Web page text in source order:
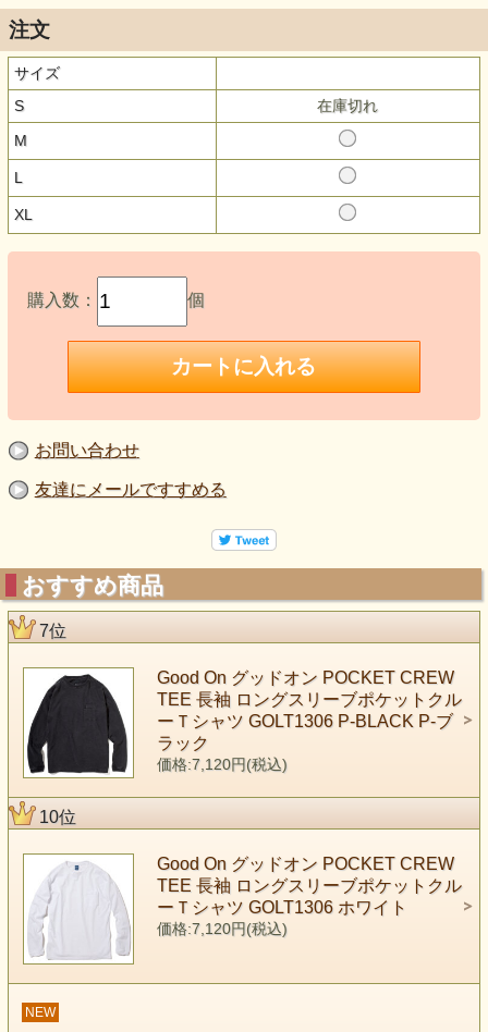
注文
サイズ
S
在庫切れ
M
L
XL
購入数： 個
お問い合わせ
友達にメールですすめる
おすすめ商品
7位
Good On グッドオン POCKET CREW
TEE 長袖 ロングスリーブポケットクル
ーＴシャツ GOLT1306 P-BLACK P-ブ
ラック
価格:7,120円(税込)
10位
Good On グッドオン POCKET CREW
TEE 長袖 ロングスリーブポケットクル
ーＴシャツ GOLT1306 ホワイト
価格:7,120円(税込)
NEW